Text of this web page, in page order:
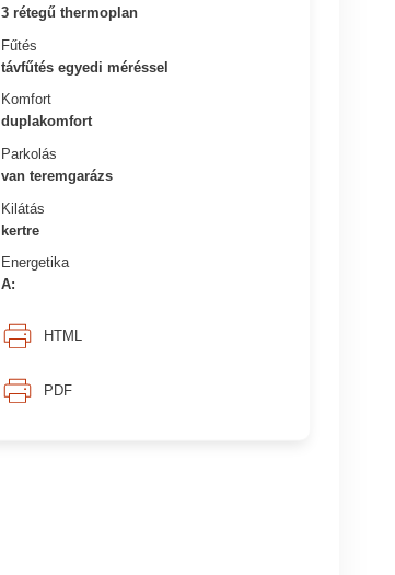
3 rétegű thermoplan
Fűtés
távfűtés egyedi méréssel
Komfort
duplakomfort
Parkolás
van teremgarázs
Kilátás
kertre
Energetika
A:
HTML
PDF